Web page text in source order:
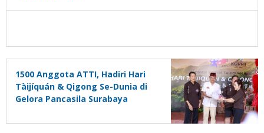
1500 Anggota ATTI, Hadiri Hari
Tàijíquán & Qigong Se-Dunia di
Gelora Pancasila Surabaya